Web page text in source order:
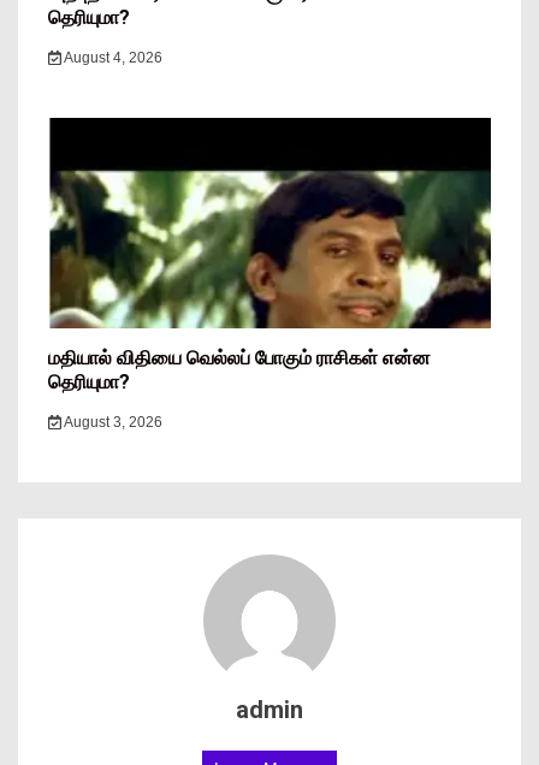
தெரியுமா?
August 4, 2026
மதியால் விதியை வெல்லப் போகும் ராசிகள் என்ன
தெரியுமா?
August 3, 2026
admin